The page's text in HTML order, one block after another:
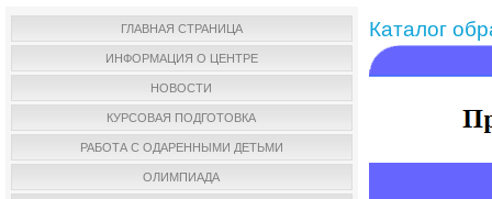
ГЛАВНАЯ СТРАНИЦА
ИНФОРМАЦИЯ О ЦЕНТРЕ
НОВОСТИ
КУРСОВАЯ ПОДГОТОВКА
РАБОТА С ОДАРЕННЫМИ ДЕТЬМИ
ОЛИМПИАДА
Каталог